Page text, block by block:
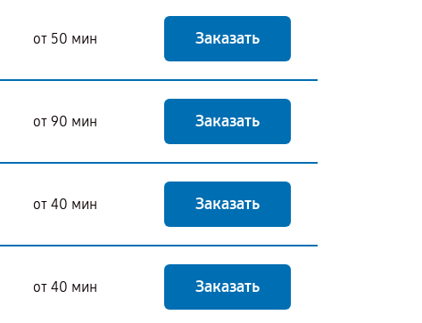
от 50 мин Заказать
от 90 мин Заказать
от 40 мин Заказать
от 40 мин Заказать